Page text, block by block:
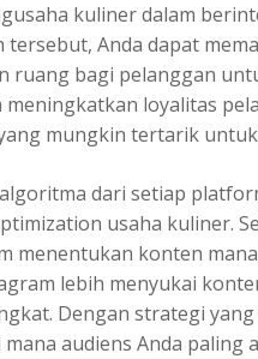
kuliner dalam
tersebut, Anda dapat
ruang bagi pelanggan
meningkatkan loyalitas
mungkin tertarik
dari setiap
usaha kuliner.
menentukan konten
lebih menyukai
Dengan strategi
audiens Anda paling